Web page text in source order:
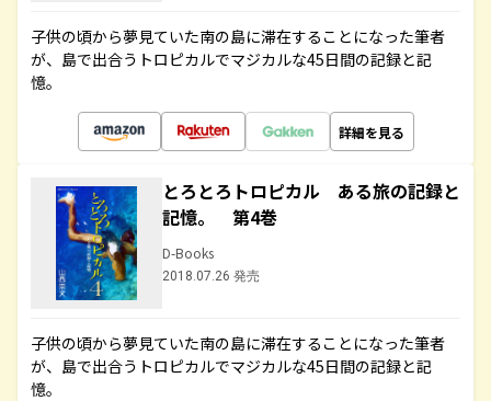
子供の頃から夢見ていた南の島に滞在することになった筆者
が、島で出合うトロピカルでマジカルな45日間の記録と記
憶。
詳細を見る
とろとろトロピカル ある旅の記録と
記憶。 第4巻
D-Books
2018.07.26 発売
子供の頃から夢見ていた南の島に滞在することになった筆者
が、島で出合うトロピカルでマジカルな45日間の記録と記
憶。